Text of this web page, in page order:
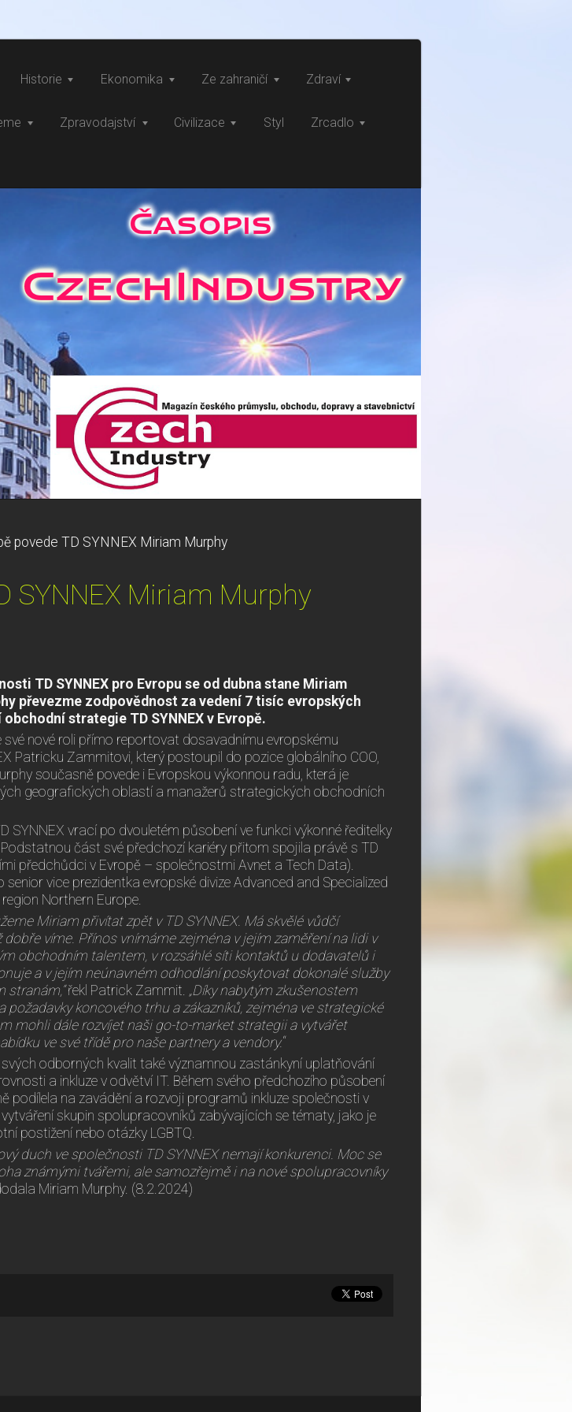
Historie Ekonomika Ze zahraničí Zdraví
Zpravodajství Civilizace Styl Zrcadlo
povede TD SYNNEX Miriam Murphy
SYNNEX Miriam Murphy
TD SYNNEX pro Evropu se od dubna stane Miriam
převezme zodpovědnost za vedení 7 tisíc evropských
strategie TD SYNNEX v Evropě.
své nové roli přímo reportovat dosavadnímu evropskému
Patricku Zammitovi, který postoupil do pozice globálního COO,
současně povede i Evropskou výkonnou radu, která je
geografických oblastí a manažerů strategických obchodních
SYNNEX vrací po dvouletém působení ve funkci výkonné ředitelky
část své předchozí kariéry přitom spojila právě s TD
předchůdci v Evropě – společnostmi Avnet a Tech Data).
senior vice prezidentka evropské divize Advanced and Specialized
Northern Europe.
Miriam přivítat zpět v TD SYNNEX. Má skvělé vůdčí
víme. Přínos vnímáme zejména v jejím zaměření na lidi v
obchodním talentem, v rozsáhlé síti kontaktů u dodavatelů i
a v jejím neúnavném odhodlání poskytovat dokonalé služby
stranám,“řekl Patrick Zammit. „Díky nabytým zkušenostem
požadavky koncového trhu a zákazníků, zejména ve strategické
mohli dále rozvíjet naši go-to-market strategii a vytvářet
ve své třídě pro naše partnery a vendory.“
svých odborných kvalit také významnou zastánkyní uplatňování
a inkluze v odvětví IT. Během svého předchozího působení
podílela na zavádění a rozvoji programů inkluze společnosti v
skupin spolupracovníků zabývajících se tématy, jako je
postižení nebo otázky LGBTQ.
duch ve společnosti TD SYNNEX nemají konkurenci. Moc se
známými tvářemi, ale samozřejmě i na nové spolupracovníky
Miriam Murphy. (8.2.2024)